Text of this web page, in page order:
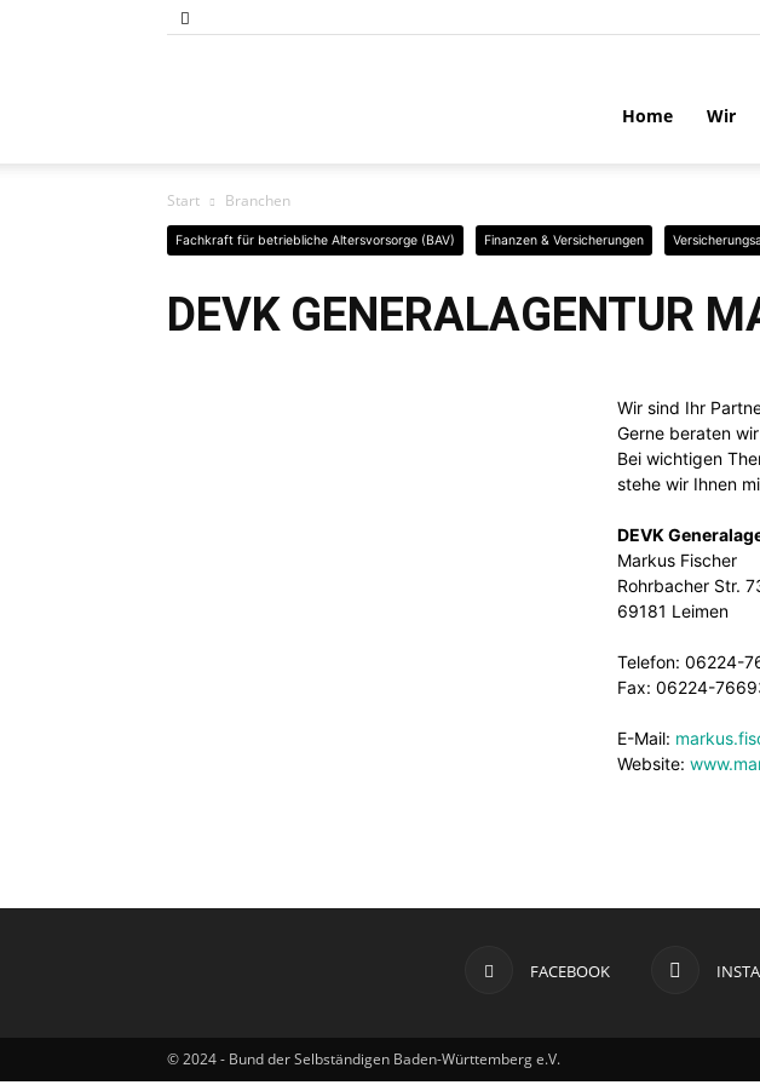
der
Home Wir
Start Branchen
Fachkraft für betriebliche Altersvorsorge (BAV) Finanzen & Versicherungen
DEVK GENERALAGENTUR
Wir sind Ihr
Gerne beraten
Bei wichtigen
stehe wir Ihnen
DEVK
Markus Fischer
Rohrbacher Str.
69181 Leimen
Telefon: 06224-
Fax: 06224-
E-Mail:
Website:
FACEBOOK
© 2024 - Bund der Selbständigen Baden-Württemberg e.V.